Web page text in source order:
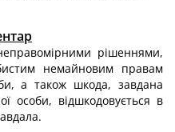
рішеннями,
немайновим правам
а також шкода, завдана
особи, відшкодовується в